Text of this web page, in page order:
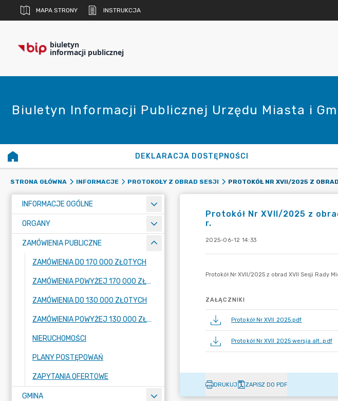
MAPA STRONY INSTRUKCJA
biuletyn
informacji publicznej
Biuletyn Informacji Publicznej Urzędu Miasta i
DEKLARACJA DOSTĘPNOŚCI
STRONA GŁÓWNA INFORMACJE PROTOKOŁY Z OBRAD SESJI
INFORMACJE OGÓLNE
ORGANY
ZAMÓWIENIA PUBLICZNE
ZAMÓWIENIA DO 170 000 ZŁOTYCH
ZAMÓWIENIA POWYŻEJ 170 000 ZŁOTYCH
ZAMÓWIENIA DO 130 000 ZŁOTYCH
ZAMÓWIENIA POWYŻEJ 130 000 ZŁOTYCH
NIERUCHOMOŚCI
PLANY POSTĘPOWAŃ
ZAPYTANIA OFERTOWE
GMINA
Protokół Nr XVII/2025 z
r.
2025-06-12 14:33
ZAŁĄCZNIKI
Protokół Nr XVII 2025.pdf
Protokół Nr XVII 2025 wersja alt..pdf
DRUKUJ ZAPISZ DO PDF